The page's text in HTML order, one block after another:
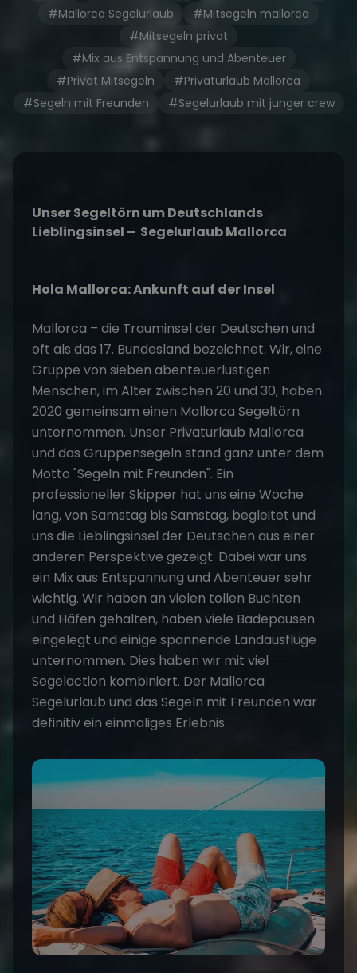
#Mallorca Segelurlaub
#Mitsegeln mallorca
#Mitsegeln privat
#Mix aus Entspannung und Abenteuer
#Privat Mitsegeln
#Privaturlaub Mallorca
#Segeln mit Freunden
#Segelurlaub mit junger crew
Unser Segeltörn um Deutschlands
Lieblingsinsel – Segelurlaub Mallorca
Hola Mallorca: Ankunft auf der Insel
Mallorca – die Trauminsel der Deutschen und
oft als das 17. Bundesland bezeichnet. Wir, eine
Gruppe von sieben abenteuerlustigen
Menschen, im Alter zwischen 20 und 30, haben
2020 gemeinsam einen Mallorca Segeltörn
unternommen. Unser Privaturlaub Mallorca
und das Gruppensegeln stand ganz unter dem
Motto "Segeln mit Freunden". Ein
professioneller Skipper hat uns eine Woche
lang, von Samstag bis Samstag, begleitet und
uns die Lieblingsinsel der Deutschen aus einer
anderen Perspektive gezeigt. Dabei war uns
ein Mix aus Entspannung und Abenteuer sehr
wichtig. Wir haben an vielen tollen Buchten
und Häfen gehalten, haben viele Badepausen
eingelegt und einige spannende Landausflüge
unternommen. Dies haben wir mit viel
Segelaction kombiniert. Der Mallorca
Segelurlaub und das Segeln mit Freunden war
definitiv ein einmaliges Erlebnis.